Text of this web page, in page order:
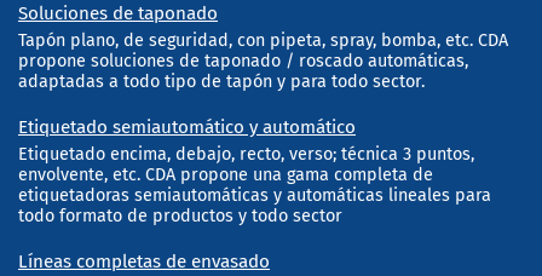
Soluciones de taponado
Tapón plano, de seguridad, con pipeta, spray, bomba, etc. CDA
propone soluciones de taponado / roscado automáticas,
adaptadas a todo tipo de tapón y para todo sector.
Etiquetado semiautomático y automático
Etiquetado encima, debajo, recto, verso; técnica 3 puntos,
envolvente, etc. CDA propone una gama completa de
etiquetadoras semiautomáticas y automáticas lineales para
todo formato de productos y todo sector
Líneas completas de envasado